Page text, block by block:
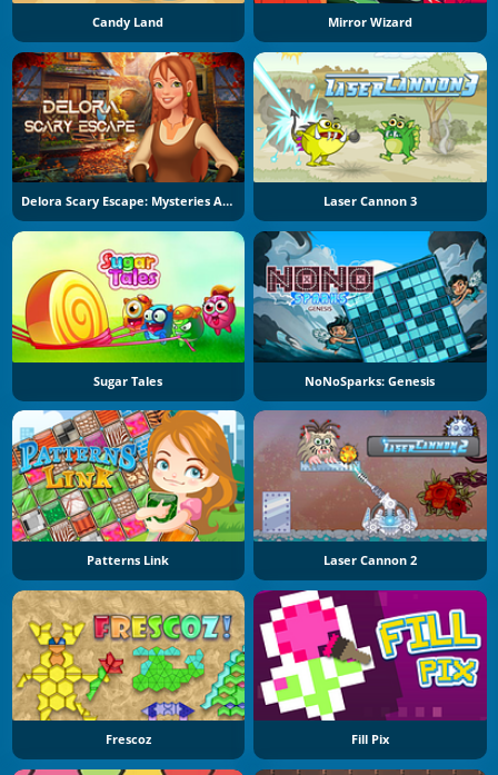
Candy Land Mirror Wizard
Delora Scary Escape: Mysteries Adventure Laser Cannon 3
Sugar Tales NoNoSparks: Genesis
Patterns Link Laser Cannon 2
Frescoz Fill Pix